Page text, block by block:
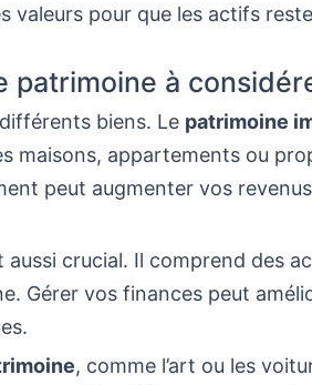
valeurs pour que les actifs
patrimoine à
biens. Le patrimoine
maisons, appartements ou
peut augmenter vos
aussi crucial. Il comprend des
Gérer vos finances peut
, comme l’art ou les